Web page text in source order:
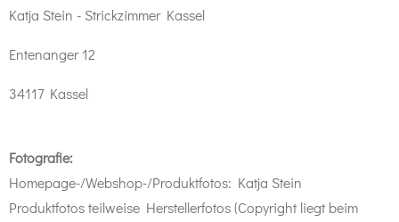
Katja Stein - Strickzimmer Kassel
Entenanger 12
34117 Kassel
Fotografie:
Homepage-/Webshop-/Produktfotos: Katja Stein
Produktfotos teilweise Herstellerfotos (Copyright liegt beim